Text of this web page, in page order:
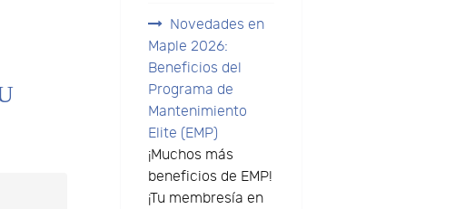
Novedades en
Maple 2026:
Beneficios del
Programa de
Mantenimiento
Elite (EMP)
¡Muchos más
beneficios de EMP!
¡Tu membresía en